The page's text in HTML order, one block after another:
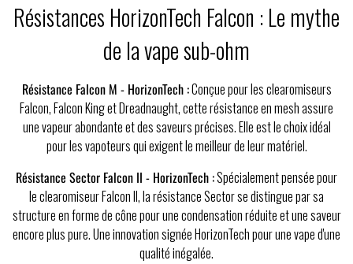
Résistances HorizonTech Falcon : Le mythe
de la vape sub-ohm
Résistance Falcon M - HorizonTech :Conçue pour les clearomiseurs
Falcon, Falcon King et Dreadnaught, cette résistance en mesh assure
une vapeur abondante et des saveurs précises. Elle est le choix idéal
pour les vapoteurs qui exigent le meilleur de leur matériel.
Résistance Sector Falcon II - HorizonTech :Spécialement pensée pour
le clearomiseur Falcon II, la résistance Sector se distingue par sa
structure en forme de cône pour une condensation réduite et une saveur
encore plus pure. Une innovation signée HorizonTech pour une vape d'une
qualité inégalée.